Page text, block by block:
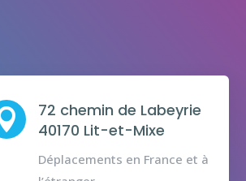
72 chemin de Labeyrie
40170 Lit-et-Mixe
Déplacements en France et à